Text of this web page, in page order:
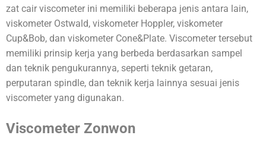
zat cair viscometer ini memiliki beberapa jenis antara lain,
viskometer Ostwald, viskometer Hoppler, viskometer
Cup&Bob, dan viskometer Cone&Plate. Viscometer tersebut
memiliki prinsip kerja yang berbeda berdasarkan sampel
dan teknik pengukurannya, seperti teknik getaran,
perputaran spindle, dan teknik kerja lainnya sesuai jenis
viscometer yang digunakan.
Viscometer Zonwon